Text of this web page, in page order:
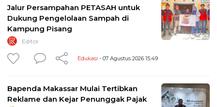
Jalur Persampahan PETASAH untuk
Dukung Pengelolaan Sampah di
Kampung Pisang
Editor
Edukasi - 07 Agustus 2026 15:49
Bapenda Makassar Mulai Tertibkan
Reklame dan Kejar Penunggak Pajak